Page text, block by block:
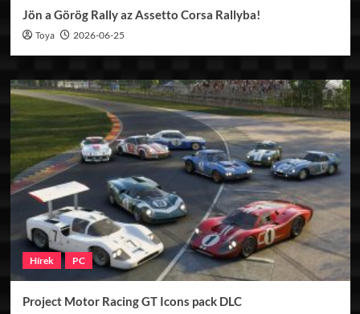
Jön a Görög Rally az Assetto Corsa Rallyba!
Toya 2026-06-25
Hírek PC
Project Motor Racing GT Icons pack DLC